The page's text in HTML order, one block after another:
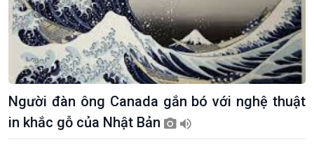
Kinh tế
Tin Kinh tế
Trước giờ mở cửa
Dòng chảy Kinh tế
Sức sống hàng Việt
Nông nghiệp & Biển đảo
Tin Nông nghiệp & Biển
đảo
Mùa vàng
Biển đảo Việt Nam
Người đàn ông Canada gắn bó với nghệ thuật
in khắc gỗ của Nhật Bản